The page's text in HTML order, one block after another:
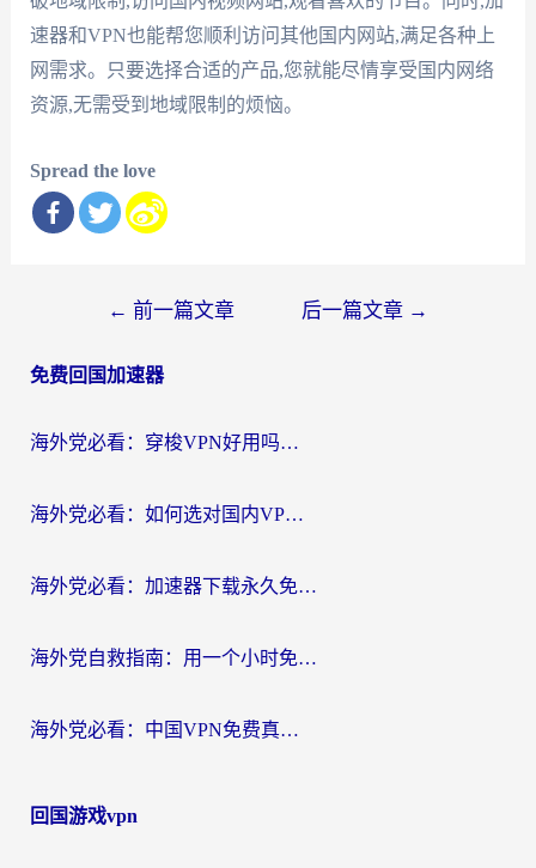
速器和VPN也能帮您顺利访问其他国内网站,满足各种上
网需求。只要选择合适的产品,您就能尽情享受国内网络
资源,无需受到地域限制的烦恼。
Spread the love
导
← 前一篇文章 后一篇文章 →
免费回国加速器
海外党必看：穿梭VPN好用吗？和云帆VPN对比哪个回国效果更好？附真实测评+避坑指南
海外党必看：如何选对国内VPN，实现无缝访问国内资源？
海外党必看：加速器下载永久免费版真的存在吗？教你无缝访问国内资源的正确姿势
海外党自救指南：用一个小时免费加速器，轻松打破国内资源访问壁垒？
海外党必看：中国VPN免费真的靠谱吗？手把手教你选对回国加速器
回国游戏vpn